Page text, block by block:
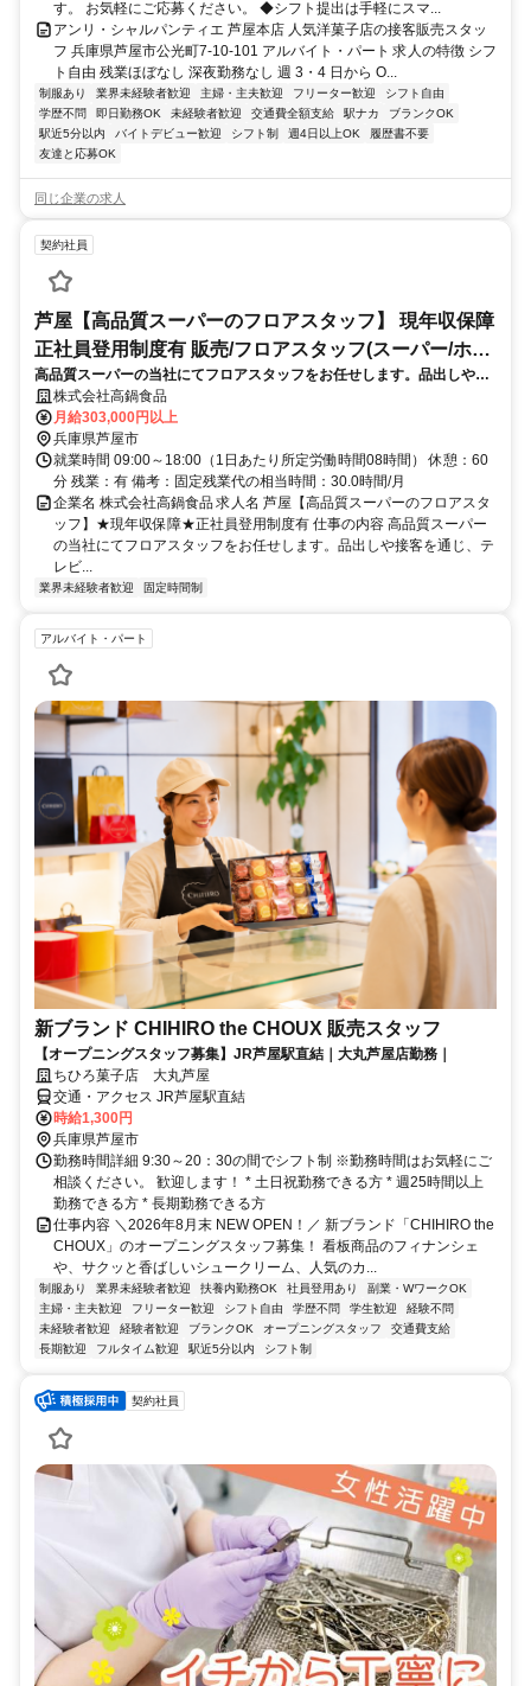
す。 お気軽にご応募ください。 ◆シフト提出は手軽にスマ...
アンリ・シャルパンティエ 芦屋本店 人気洋菓子店の接客販売スタッ
フ 兵庫県芦屋市公光町7-10-101 アルバイト・パート 求人の特徴 シフ
ト自由 残業ほぼなし 深夜勤務なし 週 3・4 日から O...
制服あり 業界未経験者歓迎 主婦・主夫歓迎 フリーター歓迎
シフト自由
学歴不問
即日勤務OK 未経験者歓迎 交通費全額支給 駅ナカ
ブランクOK
駅近5分以内
バイトデビュー歓迎 シフト制 週4日以上OK
履歴書不要
友達と応募OK
同じ企業の求人
契約社員
芦屋【高品質スーパーのフロアスタッフ】 現年収保障
正社員登用制度有 販売/フロアスタッフ(スーパー/ホー
ムセンター)
高品質スーパーの当社にてフロアスタッフをお任せします。品出しや接
客を通じ、テレビ等では見かけない希少で質の高い商品の魅力を、お客
様へ丁寧にお伝えするやりがいあるお仕事です。
株式会社高鍋食品
月給303,000円以上
兵庫県芦屋市
就業時間 09:00～18:00（1日あたり所定労働時間08時間） 休憩：60
分 残業：有 備考：固定残業代の相当時間：30.0時間/月
企業名 株式会社高鍋食品 求人名 芦屋【高品質スーパーのフロアスタ
ッフ】★現年収保障★正社員登用制度有 仕事の内容 高品質スーパー
の当社にてフロアスタッフをお任せします。品出しや接客を通じ、テ
レビ...
業界未経験者歓迎 固定時間制
アルバイト・パート
新ブランド CHIHIRO the CHOUX 販売スタッフ
【オープニングスタッフ募集】JR芦屋駅直結｜大丸芦屋店勤務｜
ちひろ菓子店 大丸芦屋
交通・アクセス JR芦屋駅直結
時給1,300円
兵庫県芦屋市
勤務時間詳細 9:30～20：30の間でシフト制 ※勤務時間はお気軽にご
相談ください。 歓迎します！ * 土日祝勤務できる方 * 週25時間以上
勤務できる方 * 長期勤務できる方
仕事内容 ＼2026年8月末 NEW OPEN！／ 新ブランド「CHIHIRO the
CHOUX」のオープニングスタッフ募集！ 看板商品のフィナンシェ
や、サクッと香ばしいシュークリーム、人気のカ...
制服あり 業界未経験者歓迎 扶養内勤務OK 社員登用あり
副業・WワークOK
主婦・主夫歓迎
フリーター歓迎 シフト自由 学歴不問 学生歓迎
経験不問
未経験者歓迎
経験者歓迎 ブランクOK オープニングスタッフ
交通費支給
長期歓迎
フルタイム歓迎 駅近5分以内 シフト制
契約社員